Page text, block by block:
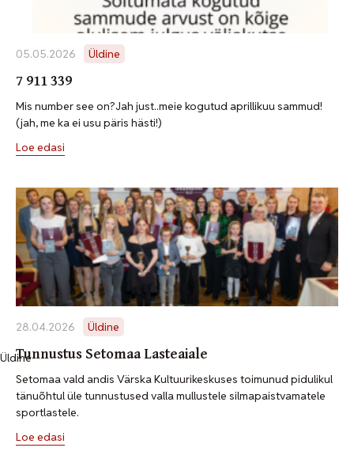
Üldine
05.05.2026 Üldine
7 911 339
Mis number see on?Jah just..meie kogutud aprillikuu sammud!
(jah, me ka ei usu päris hästi!)
Loe edasi
28.04.2026 Üldine
Tunnustus Setomaa Lasteaiale
Setomaa vald andis Värska Kultuurikeskuses toimunud pidulikul
tänuõhtul üle tunnustused valla mullustele silmapaistvamatele
sportlastele.
Loe edasi